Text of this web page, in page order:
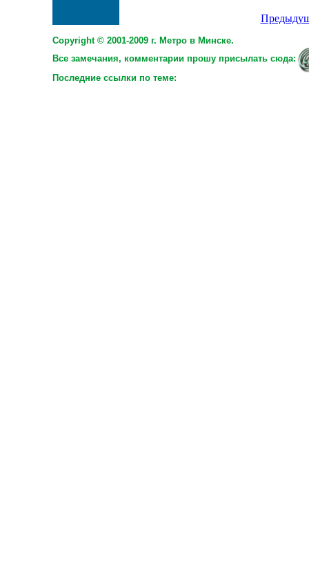
Copyright © 2001-2009 г. Метро в Минске.
Все замечания, комментарии прошу присылать сюда:
Последние ссылки по теме: